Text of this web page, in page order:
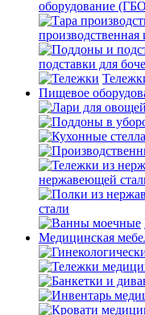
оборудование
подставки для
Пищевое
нержавеющей
стали
Медицинская